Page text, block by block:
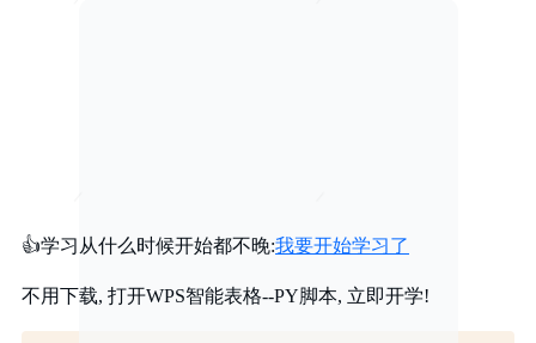
👍学习从什么时候开始都不晚:我要开始学习了
不用下载, 打开WPS智能表格--PY脚本, 立即开学!